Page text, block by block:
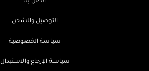
اتصل بنا
التوصيل والشحن
سياسة الخصوصية
سياسة الإرجاع والاستبدال